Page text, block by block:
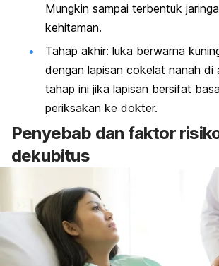
Mungkin sampai terbentuk
kehitaman.
Tahap akhir: luka berwarna
dengan lapisan cokelat nanah di
tahap ini jika lapisan bersifat
periksakan ke dokter.
Penyebab dan faktor
dekubitus